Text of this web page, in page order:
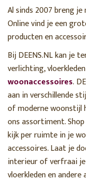
Al sinds 2007 breng je
Online vind je een
producten en
Bij DEENS.NL kan je
verlichting,
woonaccessoires.
aan in verschillende
of moderne woonstijl
ons assortiment.
kijk per ruimte in je
accessoires. Laat je
interieur of verfraai
vloerkleden en